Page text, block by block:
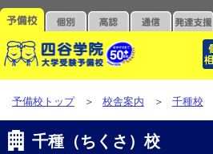
予備校トップ＞校舎案内＞千種校
千種（ちくさ）校